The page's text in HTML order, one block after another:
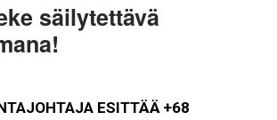
säilytettävä
ESITTÄÄ +68